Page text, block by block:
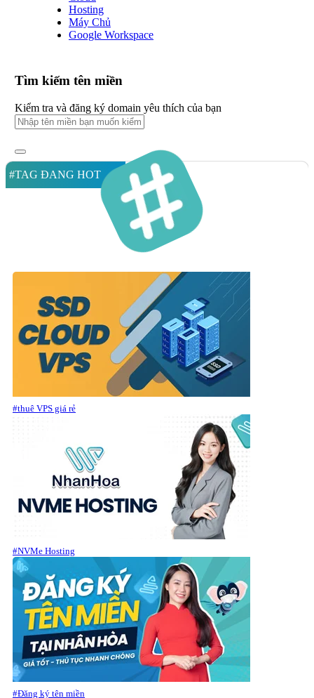
Hosting
Máy Chủ
Google Workspace
Tìm kiếm tên miền
Kiểm tra và đăng ký domain yêu thích của bạn
#TAG ĐANG HOT
#thuê VPS giá rẻ
#NVMe Hosting
#Đăng ký tên miền